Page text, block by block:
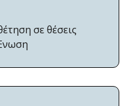
σε θέσεις